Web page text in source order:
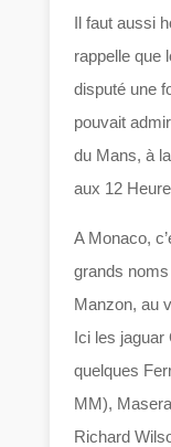
Il faut aussi
rappelle que
disputé une
pouvait
du Mans, à
aux 12
A Monaco,
grands
Manzon, au
Ici les
quelques
MM),
Richard